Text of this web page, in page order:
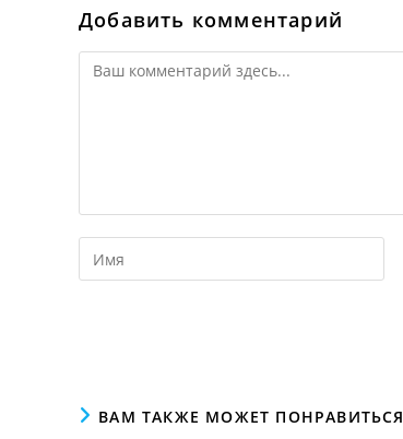
Добавить комментарий
ВАМ ТАКЖЕ МОЖЕТ ПОНРАВИТЬСЯ